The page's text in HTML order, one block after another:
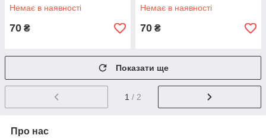
Немає в наявності
70 ₴
Немає в наявності
70 ₴
Показати ще
1 / 2
Про нас